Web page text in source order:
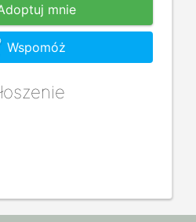
mnie
Wspomóż